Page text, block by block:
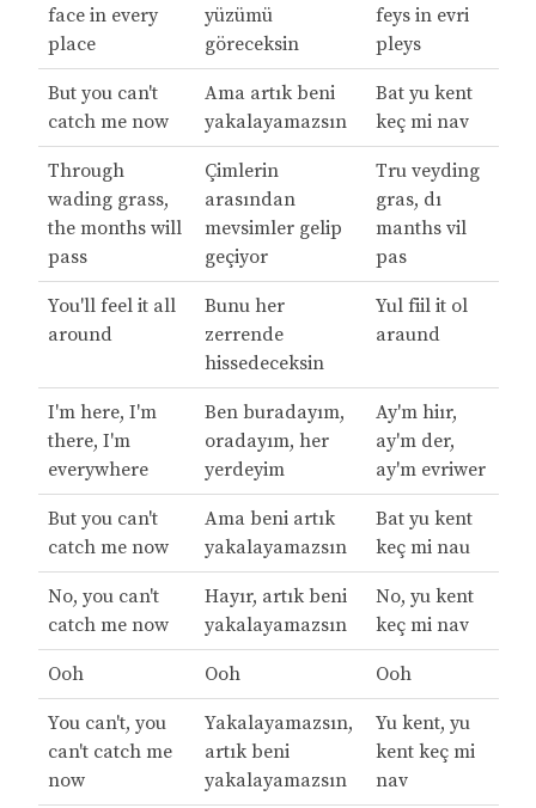
face in every
place
yüzümü
göreceksin
feys in evri
pleys
But you can't
catch me now
Ama artık beni
yakalayamazsın
Bat yu kent
keç mi nav
Through
wading grass,
the months will
pass
Çimlerin
arasından
mevsimler gelip
geçiyor
Tru veyding
gras, dı
manths vil
pas
You'll feel it all
around
Bunu her
zerrende
hissedeceksin
Yul fiil it ol
araund
I'm here, I'm
there, I'm
everywhere
Ben buradayım,
oradayım, her
yerdeyim
Ay'm hiır,
ay'm der,
ay'm evriwer
But you can't
catch me now
Ama beni artık
yakalayamazsın
Bat yu kent
keç mi nau
No, you can't
catch me now
Hayır, artık beni
yakalayamazsın
No, yu kent
keç mi nav
Ooh Ooh Ooh
You can't, you
can't catch me
now
Yakalayamazsın,
artık beni
yakalayamazsın
Yu kent, yu
kent keç mi
nav